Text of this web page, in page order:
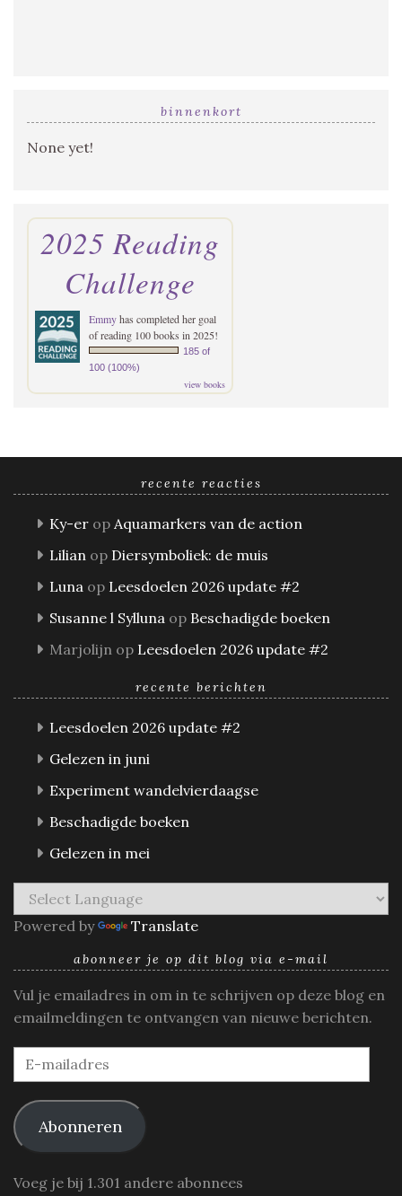
binnenkort
None yet!
2025 Reading
Challenge
Emmyhas completed her goal
of reading 100 books in 2025!
185 of
100 (100%)
view books
recente reacties
Ky-er op Aquamarkers van de action
Lilian op Diersymboliek: de muis
Luna op Leesdoelen 2026 update #2
Susanne l Sylluna op Beschadigde boeken
Marjolijn op Leesdoelen 2026 update #2
recente berichten
Leesdoelen 2026 update #2
Gelezen in juni
Experiment wandelvierdaagse
Beschadigde boeken
Gelezen in mei
Powered by Translate
abonneer je op dit blog via e-mail
Vul je emailadres in om in te schrijven op deze blog en
emailmeldingen te ontvangen van nieuwe berichten.
E-
mailadres
Abonneren
Voeg je bij 1.301 andere abonnees